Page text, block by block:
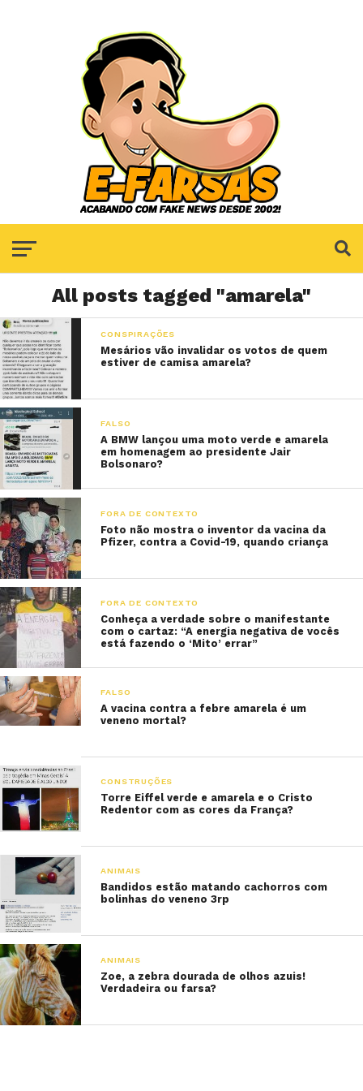
All posts tagged "amarela"
CONSPIRAÇÕES
Mesários vão invalidar os votos de quem
estiver de camisa amarela?
FALSO
A BMW lançou uma moto verde e amarela
em homenagem ao presidente Jair
Bolsonaro?
FORA DE CONTEXTO
Foto não mostra o inventor da vacina da
Pfizer, contra a Covid-19, quando criança
FORA DE CONTEXTO
Conheça a verdade sobre o manifestante
com o cartaz: “A energia negativa de vocês
está fazendo o ‘Mito’ errar”
FALSO
A vacina contra a febre amarela é um
veneno mortal?
CONSTRUÇÕES
Torre Eiffel verde e amarela e o Cristo
Redentor com as cores da França?
ANIMAIS
Bandidos estão matando cachorros com
bolinhas do veneno 3rp
ANIMAIS
Zoe, a zebra dourada de olhos azuis!
Verdadeira ou farsa?